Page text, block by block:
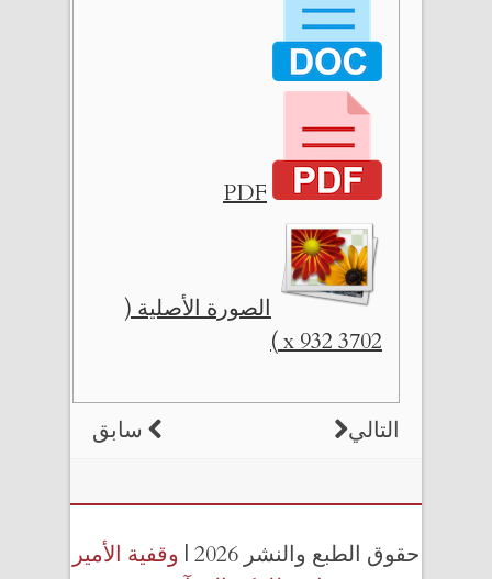
PDF
الصورة الأصلية (
3702 x 932 )
سابق التالي
حقوق الطبع والنشر 2026 |
وقفية الأمير